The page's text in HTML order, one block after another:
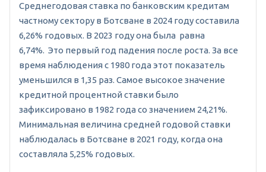
Среднегодовая ставка по банковским кредитам
частному сектору в Ботсване в 2024 году составила
6,26% годовых. В 2023 году она была равна
6,74%. Это первый год падения после роста. За все
время наблюдения с 1980 года этот показатель
уменьшился в 1,35 раз. Самое высокое значение
кредитной процентной ставки было
зафиксировано в 1982 года со значением 24,21%.
Минимальная величина средней годовой ставки
наблюдалась в Ботсване в 2021 году, когда она
составляла 5,25% годовых.